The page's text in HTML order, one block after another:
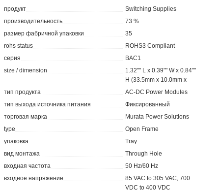
продукт
Switching Supplies
производительность
73 %
размер фабричной упаковки
35
rohs status
ROHS3 Compliant
серия
BAC1
size / dimension
1.32"" L x 0.39"" W x 0.84""
H (33.5mm x 10.0mm x
тип продукта
AC-DC Power Modules
тип выхода источника питания
Фиксированный
торговая марка
Murata Power Solutions
type
Open Frame
упаковка
Tray
вид монтажа
Through Hole
входная частота
50 Hz/60 Hz
входное напряжение
85 VAC to 305 VAC, 700
VDC to 400 VDC